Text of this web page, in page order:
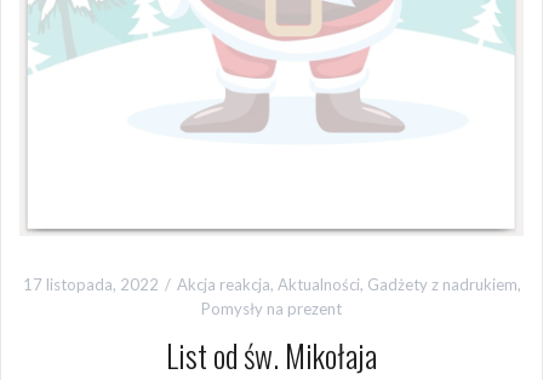
17 listopada, 2022 Akcja reakcja, Aktualności, Gadżety z nadrukiem,
Pomysły na prezent
List od św. Mikołaja